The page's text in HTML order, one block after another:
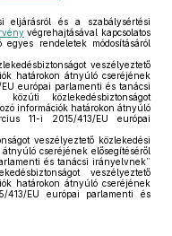
eljárásról és a szabálysértési
végrehajtásával kapcsolatos
rendeletek módosításáról
veszélyeztető
határokon átnyúló cseréjének
európai parlamenti és tanácsi
közlekedésbiztonságot
információk határokon átnyúló
11-i 2015/413/EU európai
veszélyeztető közlekedési
cseréjének elősegítéséről
és tanácsi irányelvnek”
veszélyeztető
határokon átnyúló cseréjének
413/EU európai parlamenti és